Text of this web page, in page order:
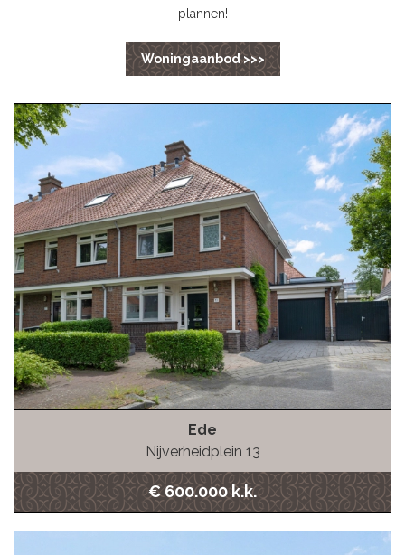
plannen!
Woningaanbod >>>
Ede
Nijverheidplein 13
€ 600.000 k.k.